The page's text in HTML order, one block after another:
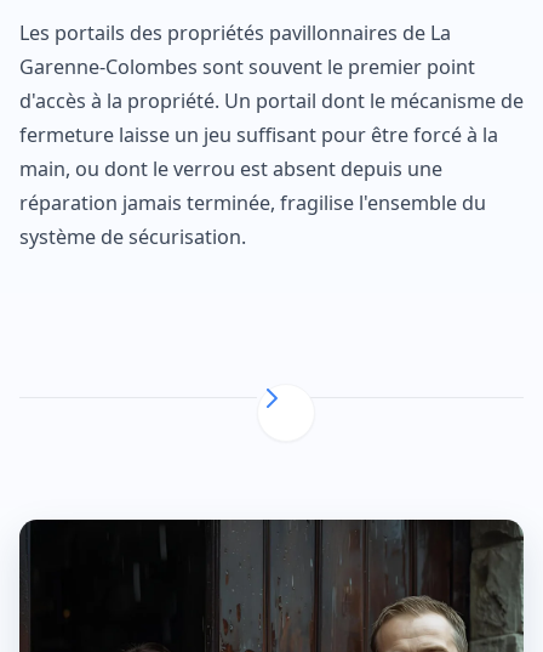
Les portails des propriétés pavillonnaires de La
Garenne-Colombes sont souvent le premier point
d'accès à la propriété. Un portail dont le mécanisme de
fermeture laisse un jeu suffisant pour être forcé à la
main, ou dont le verrou est absent depuis une
réparation jamais terminée, fragilise l'ensemble du
système de sécurisation.